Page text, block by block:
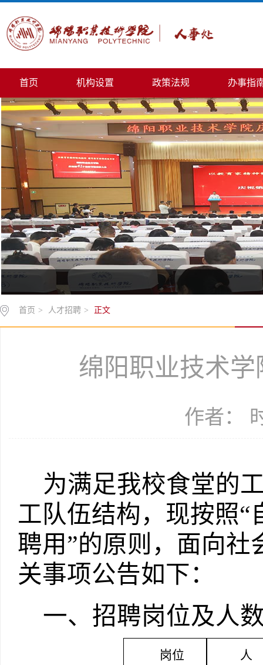
首页 机构设置 政策法规 办事指
首页 > 人才招聘 > 正文
绵阳职业技术
作者：
为满足我校食堂的
工队伍结构，现按照
聘用”的原则，面向社
关事项公告如下：
一、招聘岗位及人
岗位
人